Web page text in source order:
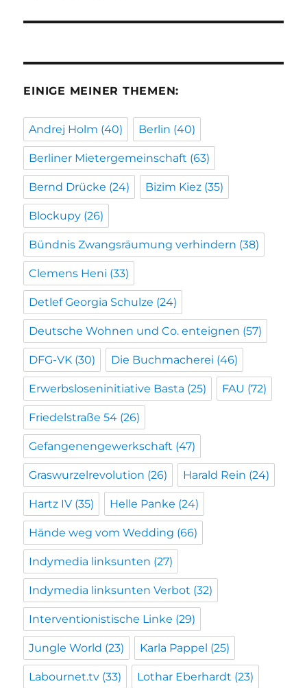
EINIGE MEINER THEMEN:
Andrej Holm (40) Berlin (40)
Berliner Mietergemeinschaft (63)
Bernd Drücke (24) Bizim Kiez (35)
Blockupy (26)
Bündnis Zwangsräumung verhindern (38)
Clemens Heni (33)
Detlef Georgia Schulze (24)
Deutsche Wohnen und Co. enteignen (57)
DFG-VK (30) Die Buchmacherei (46)
Erwerbsloseninitiative Basta (25) FAU (72)
Friedelstraße 54 (26)
Gefangenengewerkschaft (47)
Graswurzelrevolution (26) Harald Rein (24)
Hartz IV (35) Helle Panke (24)
Hände weg vom Wedding (66)
Indymedia linksunten (27)
Indymedia linksunten Verbot (32)
Interventionistische Linke (29)
Jungle World (23) Karla Pappel (25)
Labournet.tv (33) Lothar Eberhardt (23)